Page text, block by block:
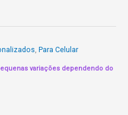
, Para Celular
variações dependendo do